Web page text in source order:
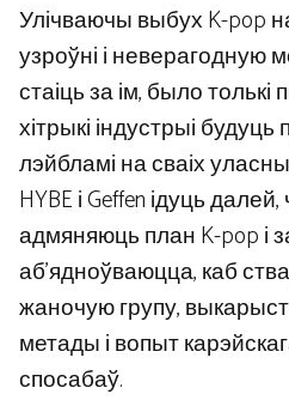
Улічваючы выбух K-pop
узроўні і неверагодную
стаіць за ім, было
хітрыкі індустрыі
лэйбламі на сваіх
HYBE і Geffen ідуць
адмяняюць план K-pop і
аб’ядноўваюцца, каб
жаночую групу,
метады і вопыт
спосабаў.